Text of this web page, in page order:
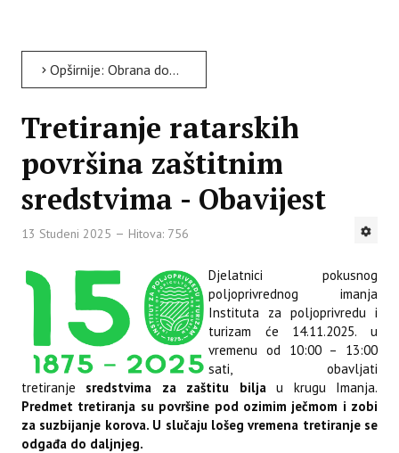
Opširnije: Obrana doktorskog rada - dr. sc. Katarina Breščić
Tretiranje ratarskih
površina zaštitnim
sredstvima - Obavijest
13 Studeni 2025 Hitova: 756
Djelatnici pokusnog
poljoprivrednog imanja
Instituta za poljoprivredu i
turizam će 14.11.2025. u
vremenu od 10:00 – 13:00
sati, obavljati
tretiranje sredstvima za zaštitu biljau krugu Imanja.
Predmet tretiranja su površine pod ozimim ječmom i zobi
za suzbijanje korova. U slučaju lošeg vremena tretiranje se
odgađa do daljnjeg.